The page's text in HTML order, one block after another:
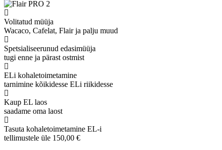
Volitatud müüja
Wacaco, Cafelat, Flair ja palju muud
Spetsialiseerunud edasimüüja
tugi enne ja pärast ostmist
ELi kohaletoimetamine
tarnimine kõikidesse ELi riikidesse
Kaup EL laos
saadame oma laost
Tasuta kohaletoimetamine EL-i
tellimustele üle 150,00 €